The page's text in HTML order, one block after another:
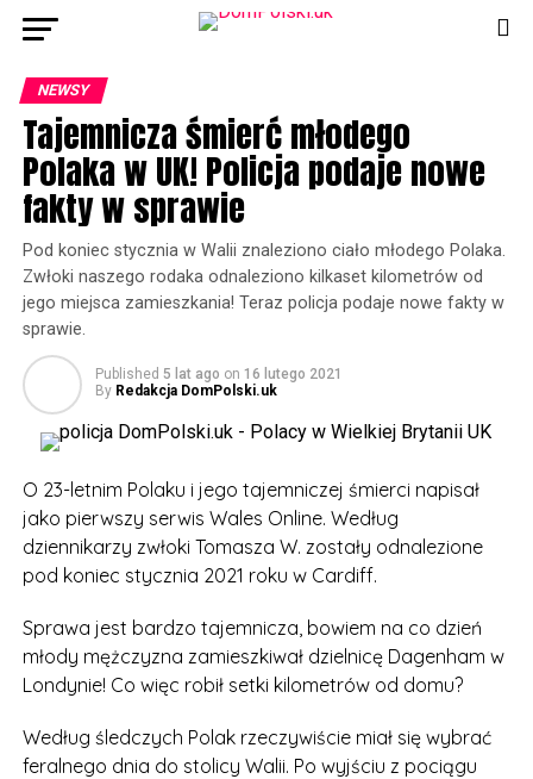
NEWSY
Tajemnicza śmierć młodego
Polaka w UK! Policja podaje nowe
fakty w sprawie
Pod koniec stycznia w Walii znaleziono ciało młodego Polaka.
Zwłoki naszego rodaka odnaleziono kilkaset kilometrów od
jego miejsca zamieszkania! Teraz policja podaje nowe fakty w
sprawie.
Published 5 lat ago on 16 lutego 2021
By Redakcja DomPolski.uk
O 23-letnim Polaku i jego tajemniczej śmierci napisał
jako pierwszy serwis Wales Online. Według
dziennikarzy zwłoki Tomasza W. zostały odnalezione
pod koniec stycznia 2021 roku w Cardiff.
Sprawa jest bardzo tajemnicza, bowiem na co dzień
młody mężczyzna zamieszkiwał dzielnicę Dagenham w
Londynie! Co więc robił setki kilometrów od domu?
Według śledczych Polak rzeczywiście miał się wybrać
feralnego dnia do stolicy Walii. Po wyjściu z pociągu